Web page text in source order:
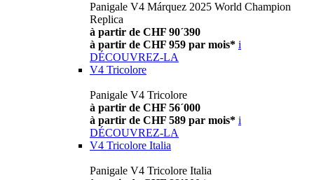
Panigale V4 Márquez 2025 World Champion
Replica
à partir de CHF 90´390
à partir de CHF 959 par mois* i
DÉCOUVREZ-LA
V4 Tricolore
Panigale V4 Tricolore
à partir de CHF 56´000
à partir de CHF 589 par mois* i
DÉCOUVREZ-LA
V4 Tricolore Italia
Panigale V4 Tricolore Italia